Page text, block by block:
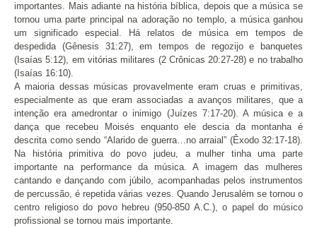
importantes. Mais adiante na história bíblica, depois que a música se
tornou uma parte principal na adoração no templo, a música ganhou
um significado especial. Há relatos de música em tempos de
despedida (Gênesis 31:27), em tempos de regozijo e banquetes
(Isaías 5:12), em vitórias militares (2 Crônicas 20:27-28) e no trabalho
(Isaías 16:10).
A maioria dessas músicas provavelmente eram cruas e primitivas,
especialmente as que eram associadas a avanços militares, que a
intenção era amedrontar o inimigo (Juízes 7:17-20). A música e a
dança que recebeu Moisés enquanto ele descia da montanha é
descrita como sendo “Alarido de guerra…no arraial” (Êxodo 32:17-18).
Na história primitiva do povo judeu, a mulher tinha uma parte
importante na performance da música. A imagem das mulheres
cantando e dançando com júbilo, acompanhadas pelos instrumentos
de percussão, é repetida várias vezes. Quando Jerusalém se tornou o
centro religioso do povo hebreu (950-850 A.C.), o papel do músico
profissional se tornou mais importante.